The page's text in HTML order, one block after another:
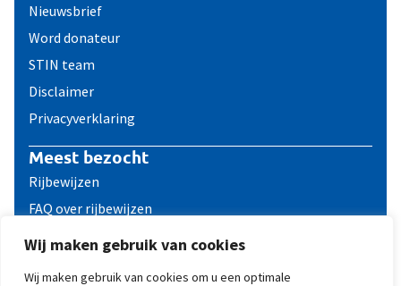
Wij maken gebruik van cookies
Wij maken gebruik van cookies om u een optimale
Nieuwsbrief
Word donateur
STIN team
Disclaimer
Privacyverklaring
Meest bezocht
Rijbewijzen
FAQ over rijbewijzen
Reizen met een ICD